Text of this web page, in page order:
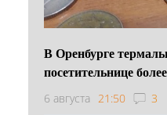
В Оренбурге
посетительнице
6 августа 21:50 3